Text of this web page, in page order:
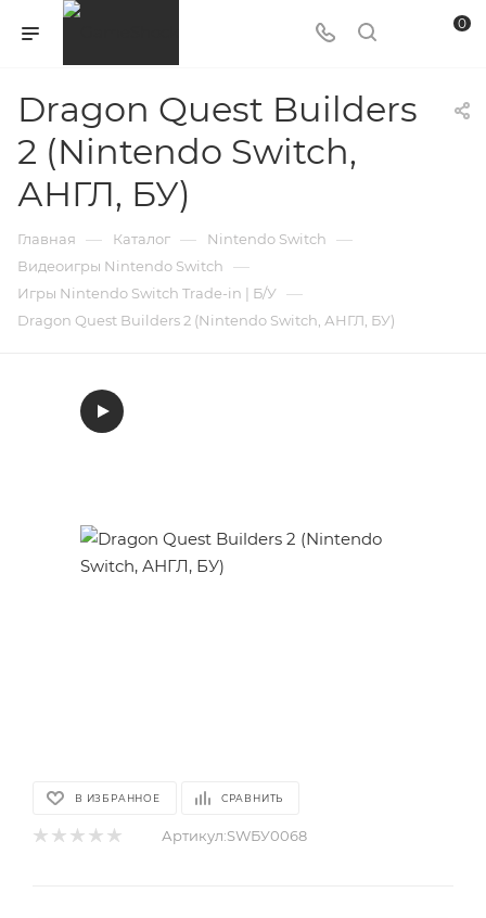
0
Dragon Quest Builders
2 (Nintendo Switch,
АНГЛ, БУ)
Главная — Каталог — Nintendo Switch —
Видеоигры Nintendo Switch —
Игры Nintendo Switch Trade-in | Б/У —
Dragon Quest Builders 2 (Nintendo Switch, АНГЛ, БУ)
В ИЗБРАННОЕ СРАВНИТЬ
Артикул:SWБУ0068